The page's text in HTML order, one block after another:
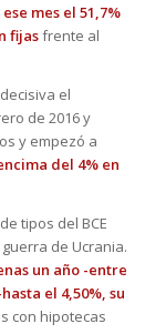
mes el 51,7%
fijasfrente al
el
de 2016 y
y empezó a
del 4% en
tipos del BCE
de Ucrania.
un año -entre
el 4,50%, su
con hipotecas